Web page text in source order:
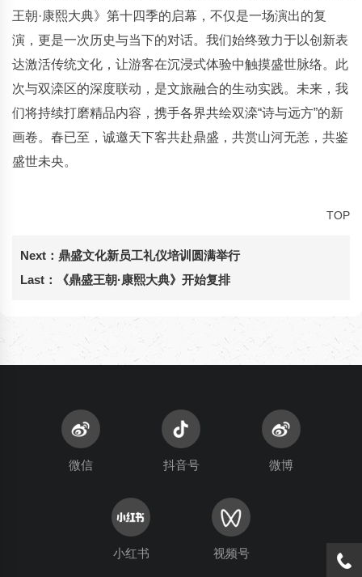
王朝·康熙大典》第十四季的启幕，不仅是一场演出的复
演，更是一次历史与当下的对话。我们始终致力于以创新表
达激活传统文化，让游客在沉浸式体验中触摸盛世脉络。此
次与双滦区的深度联动，是文旅融合的生动实践。未来，我
们将持续打磨精品内容，携手各界共绘双滦“诗与远方”的新
画卷。春已至，诚邀天下客共赴鼎盛，共赏山河无恙，共鉴
盛世未央。
TOP
Next： 鼎盛文化新员工礼仪培训圆满举行
Last：
《鼎盛王朝·康熙大典》开始复排
微信 抖音号 微博
小红书 视频号